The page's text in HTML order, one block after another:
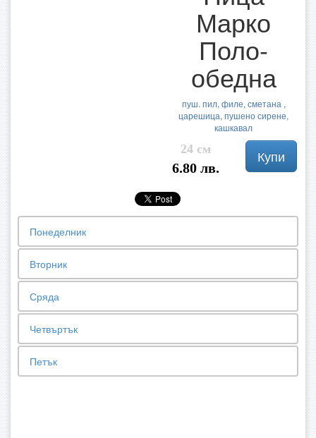
Марко
Поло-
обедна
пуш. пил, филе, сметана ,
царешица, пушено сирене,
кашкавал
24 см
6.80 лв.
Купи
Понеделник
Вторник
Сряда
Четвъртък
Петък